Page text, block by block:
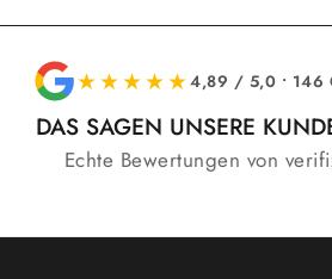
★★★★★4,89 / 5,0 • 146
DAS SAGEN UNSERE
Echte Bewertungen von